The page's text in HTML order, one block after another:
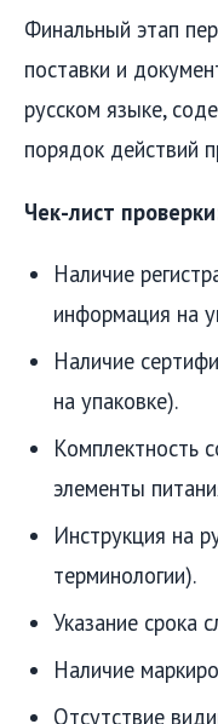
Финальный этап
поставки и
русском языке,
порядок действий
Чек-лист
Наличие
информация на
Наличие
на упаковке).
Комплектность
элементы
Инструкция на
терминологии).
Указание срока
Наличие
Отсутствие